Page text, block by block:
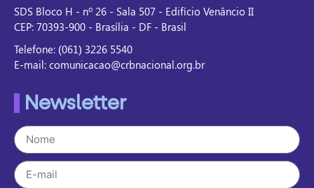
SDS Bloco H - nº 26 - Sala 507 - Edifício Venâncio II
CEP: 70393-900 - Brasília - DF - Brasil
Telefone: (061) 3226 5540
E-mail: comunicacao@crbnacional.org.br
Newsletter